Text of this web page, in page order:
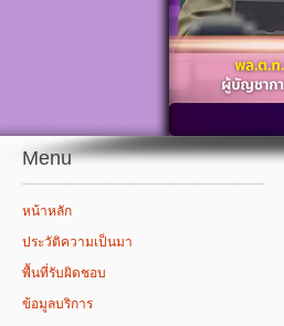
Menu
หน้าหลัก
ประวัติความเป็นมา
พื้นที่รับผิดชอบ
ข้อมูลบริการ